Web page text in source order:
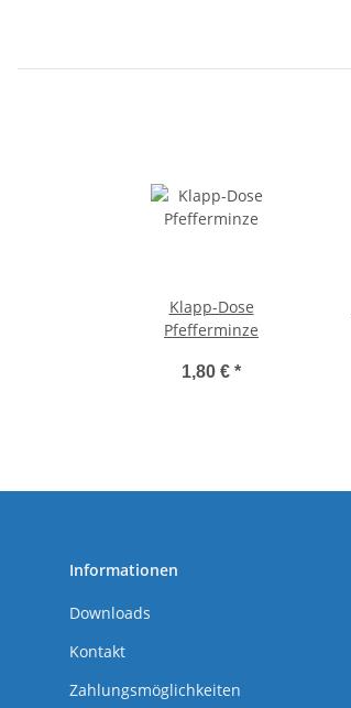
Klapp-Dose
Pfefferminze
1,80 € *
Informationen
Downloads
Kontakt
Zahlungsmöglichkeiten